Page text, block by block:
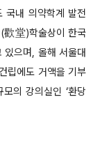
국내 의약학계 발전
歡堂)학술상이 한국
있으며, 올해 서울대
립에도 거액을 기부
의 강의실인 ‘환당